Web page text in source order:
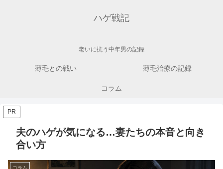
ハゲ戦記
老いに抗う中年男の記録
薄毛との戦い 薄毛治療の記録
コラム
PR
夫のハゲが気になる…妻たちの本音と向き
合い方